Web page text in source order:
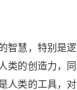
慧，特别是
类的创造力，
人类的工具，